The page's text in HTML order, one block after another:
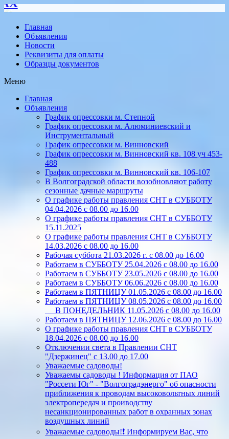
Мы в
Главная
Объявления
Новости
Реквизиты для оплаты
Образцы документов
Меню
Главная
Объявления
График опрессовки м. Степной
График опрессовки м. Алюминиевский и
Инструментальный
График опрессовки м. Винновский
График опрессовки м. Винновский кв. 108 уч 453-
488
График опрессовки м. Винновский кв. 106-107
В Волгоградской области возобновляют работу
сезонные дачные маршруты
О графике работы правления СНТ в СУББОТУ
04.04.2026 с 08.00 до 16.00
О графике работы правления СНТ в СУББОТУ
15.11.2025
О графике работы правления СНТ в СУББОТУ
14.03.2026 с 08.00 до 16.00
Рабочая суббота 21.03.2026 г. с 08.00 до 16.00
Работаем в СУББОТУ 25.04.2026 с 08.00 до 16.00
Работаем в СУББОТУ 23.05.2026 с 08.00 до 16.00
Работаем в СУББОТУ 06.06.2026 с 08.00 до 16.00
Работаем в ПЯТНИЦУ 01.05.2026 с 08.00 до 16.00
Работаем в ПЯТНИЦУ 08.05.2026 с 08.00 до 16.00
В ПОНЕДЕЛЬНИК 11.05.2026 с 08.00 до 16.00
Работаем в ПЯТНИЦУ 12.06.2026 с 08.00 до 16.00
О графике работы правления СНТ в СУББОТУ
18.04.2026 с 08.00 до 16.00
Отключении света в Правлении СНТ
"Дзержинец" с 13.00 до 17.00
Уважаемые садоводы!
Уважаемы садоводы ! Информация от ПАО
"Россети Юг" - "Волгоградэнерго" об опасности
приближения к проводам высоковольтных линий
электропередач и проиводству
несанкционированных работ в охранных зонах
воздушных линий
Уважаемые садоводы!❗ Информируем Вас, что